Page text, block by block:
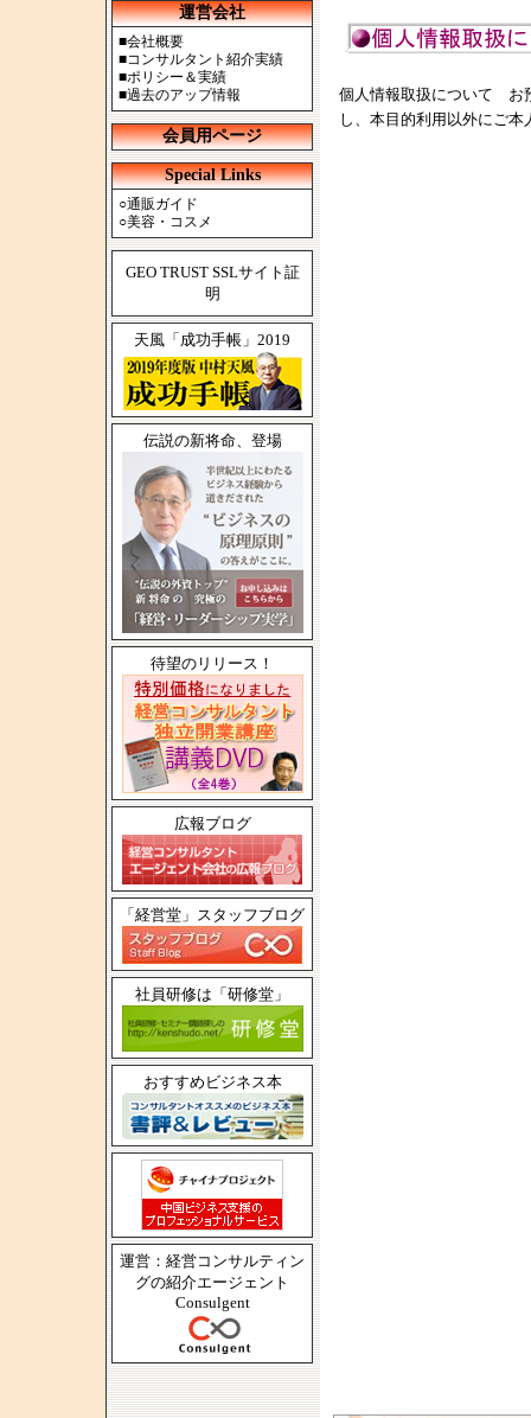
運営会社
■会社概要
■コンサルタント紹介実績
■ポリシー＆実績
■過去のアップ情報
会員用ページ
Special Links
○通販ガイド
○美容・コスメ
GEO TRUST SSLサイト証
明
天風「成功手帳」2019
伝説の新将命、登場
待望のリリース！
広報ブログ
「経営堂」スタッフブログ
社員研修は「研修堂」
おすすめビジネス本
運営：経営コンサルティン
グの紹介エージェント
Consulgent
個人情報取扱について お
し、本目的利用以外にご